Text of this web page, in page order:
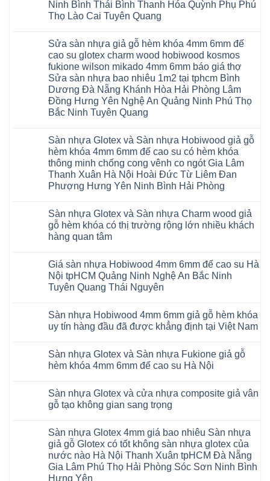
Ninh Bình Thái Bình Thanh Hóa Quỳnh Phụ Phú
Thọ Lào Cai Tuyên Quang
bình
luận
ở
Sàn
gỗ
AURUM
Floor
Báo
giá
Sàn
Floor
nhập
khẩu
Malaysia
14
AI
RUM
AI
35
AI
AI
37
AI
dày
12mm
to
tại
Hà
Nội
Xuân
Thanh
Trì
Cầu
Giấy
Tây
Hồ
Yên
TpHCM
Bình
Dương
Huế
Cần
Thơ
Sửa sàn nhựa giả gỗ hèm khóa 4mm 6mm đế
cao su glotex charm wood hobiwood kosmos
fukione wilson mikado 4mm 6mm báo giá thợ
Sửa sàn nhựa bao nhiêu 1m2 tại tphcm Bình
Dương Đà Nẵng Khánh Hòa Hải Phòng Lâm
Đồng Hưng Yên Nghệ An Quảng Ninh Phú Thọ
Bắc Ninh Tuyên Quang
bình
luận
ở
Sửa
sàn
nhựa
giả
khóa
4mm
6mm
đế
cao
charm
wood
hobiwood
kosmos
mikado
4mm
6mm
thợ
Sửa
sàn
nhiêu
1m2
tại
Dương
Đà
Nẵng
Khánh
Hải
Phòng
Sàn nhựa Glotex và Sàn nhựa Hobiwood giả gỗ
hèm khóa 4mm 6mm đế cao su có hèm khóa
thông minh chống cong vênh co ngót Gia Lâm
Thanh Xuân Hà Nội Hoài Đức Từ Liêm Đan
Phượng Hưng Yên Ninh Bình Hải Phòng
bình
luận
ở
Sàn
và
Sàn
nhựa
Hobiwood
giả
khóa
4mm
6mm
su
có
hèm
minh
chống
cong
ngót
Gia
Lâm
Thanh
Xuân
Hà
Sàn nhựa Glotex và Sàn nhựa Charm wood giả
gỗ hèm khóa có thị trường rộng lớn nhiều khách
hàng quan tâm
bình
luận
ở
Sàn
và
Sàn
nhựa
giả
gỗ
hèm
thị
trường
rộng
khách
hàng
quan
tâm
Giá sàn nhựa Hobiwood 4mm 6mm đế cao su Hà
Nội tpHCM Quảng Ninh Nghệ An Bắc Ninh
Tuyên Quang Thái Nguyên
bình
luận
ở
nhựa
Hobiwood
4mm
cao
Hà
Quảng
Ninh
Nghệ
An
Bắc
Ninh
Tuyên
Sàn nhựa Hobiwood 4mm 6mm giả gỗ hèm khóa
uy tín hàng đầu đã được khẳng định tại Việt Nam
bình
luận
ở
Hobiwood
4mm
6mm
hèm
khóa
uy
tín
hàng
đầu
đã
Sàn nhựa Glotex và Sàn nhựa Fukione giả gỗ
hèm khóa 4mm 6mm đế cao su Hà Nội
bình
luận
ở
Glotex
Sàn
nhựa
Fukione
giả
gỗ
Sàn nhựa Glotex và cửa nhựa composite giả vân
gỗ tạo không gian sang trọng
bình
luận
ở
Sàn
nhựa
Glotex
và
Sàn nhựa Glotex 4mm giá bao nhiêu Sàn nhựa
giả gỗ Glotex có tốt không sàn nhựa glotex của
nước nào Hà Nội Thanh Xuân tpHCM Đà Nẵng
Gia Lâm Phú Thọ Hải Phòng Sóc Sơn Ninh Bình
Hưng Yên